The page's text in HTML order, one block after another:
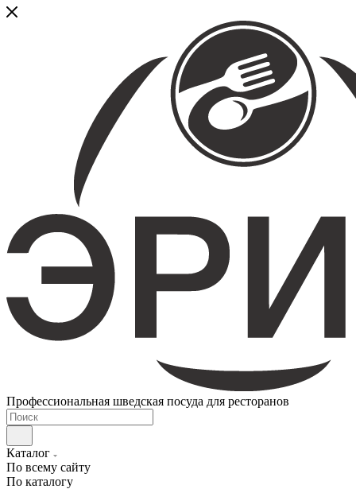
Профессиональная шведская посуда для ресторанов
Каталог
По всему сайту
По каталогу